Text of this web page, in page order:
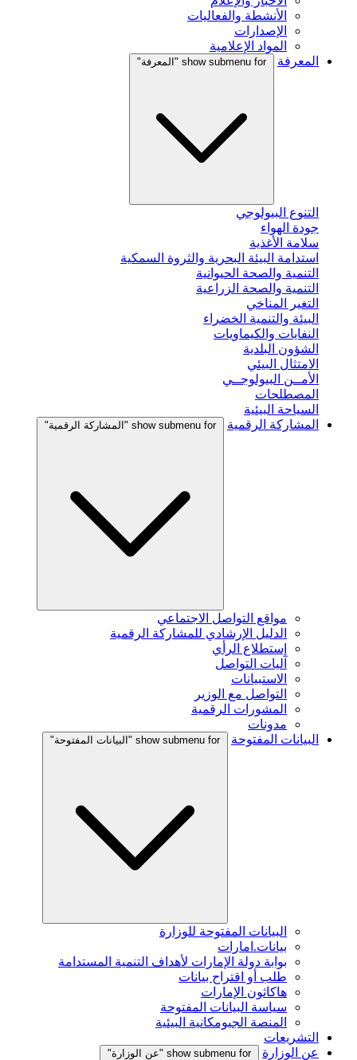
الأنشطة والفعاليات
الإصدارات
المواد الإعلامية
المعرفة
show submenu for "المعرفة"
التنوع البيولوجي
جودة الهواء
سلامة الأغذية
استدامة البيئة البحرية والثروة السمكية
التنمية والصحة الحيوانية
التنمية والصحة الزراعية
التغير المناخي
البيئة والتنمية الخضراء
النفايات والكيماويات
الشؤون البلدية
الامتثال البيئي
الأمــن البيولوجــي
المصطلحات
السياحة البيئية
المشاركة الرقمية
show submenu for "المشاركة الرقمية"
مواقع التواصل الاجتماعي
الدليل الإرشادي للمشاركة الرقمية
إستطلاع الرأي
آليات التواصل
الاستبيانات
التواصل مع الوزير
المشورات الرقمية
مدونات
البيانات المفتوحة
show submenu for "البيانات المفتوحة"
البيانات المفتوحة للوزارة
بيانات.امارات
بوابة دولة الإمارات لأهداف التنمية المستدامة
طلب أو اقتراح بيانات
هاكاثون الإمارات
سياسة البيانات المفتوحة
المنصة الجيومكانية البيئية
التشريعات
عن الوزارة
show submenu for "عن الوزارة"